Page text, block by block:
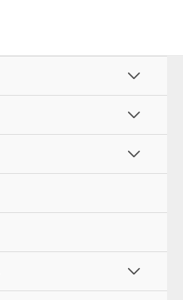
menú
menú